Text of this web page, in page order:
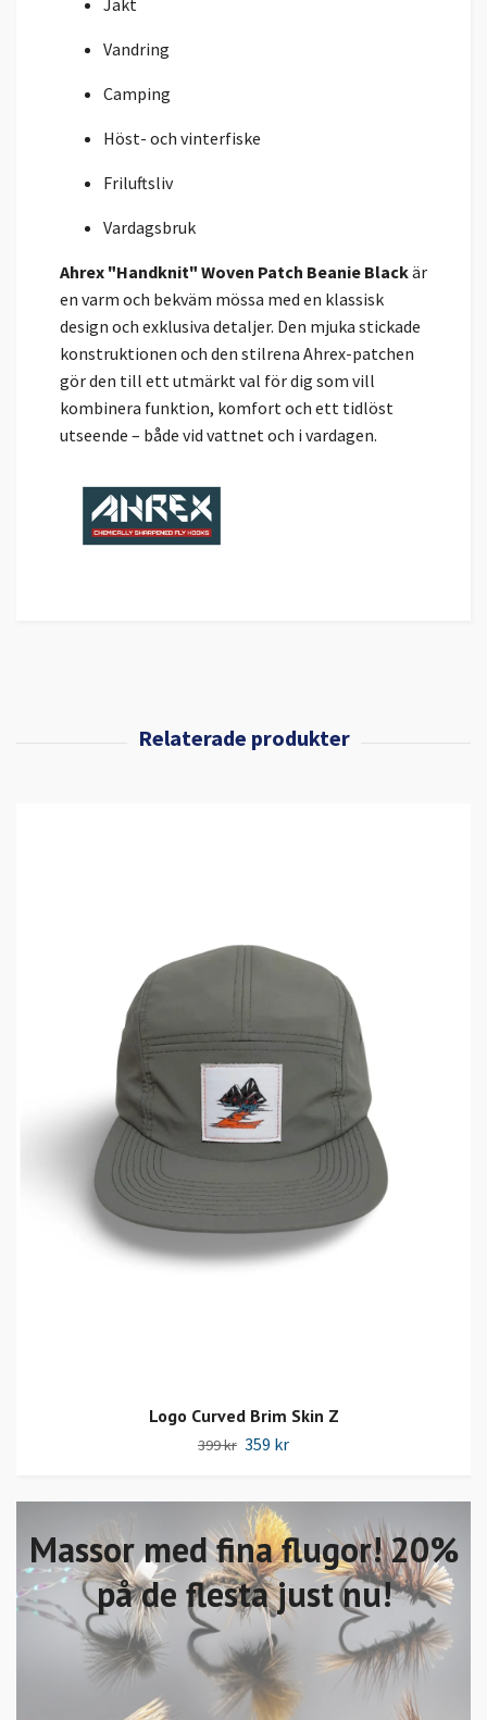
Massor med fina flugor! 20%
på de flesta just nu!
Jakt
Vandring
Camping
Höst- och vinterfiske
Friluftsliv
Vardagsbruk
Ahrex "Handknit" Woven Patch Beanie Blackär
en varm och bekväm mössa med en klassisk
design och exklusiva detaljer. Den mjuka stickade
konstruktionen och den stilrena Ahrex-patchen
gör den till ett utmärkt val för dig som vill
kombinera funktion, komfort och ett tidlöst
utseende – både vid vattnet och i vardagen.
Logo Curved Brim Skin Z
399 kr 359 kr